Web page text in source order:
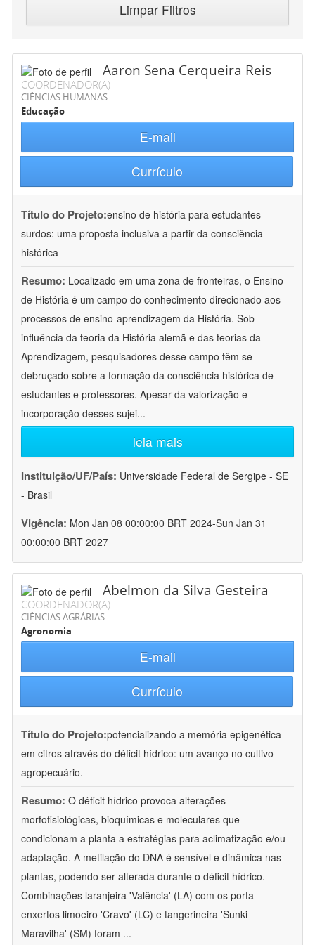
Limpar Filtros
Aaron Sena Cerqueira Reis
COORDENADOR(A)
CIÊNCIAS HUMANAS
Educação
E-mail
Currículo
Título do Projeto:ensino de história para estudantes
surdos: uma proposta inclusiva a partir da consciência
histórica
Resumo: Localizado em uma zona de fronteiras, o Ensino
de História é um campo do conhecimento direcionado aos
processos de ensino-aprendizagem da História. Sob
influência da teoria da História alemã e das teorias da
Aprendizagem, pesquisadores desse campo têm se
debruçado sobre a formação da consciência histórica de
estudantes e professores. Apesar da valorização e
incorporação desses sujei...
leia mais
Instituição/UF/País: Universidade Federal de Sergipe - SE
- Brasil
Vigência: Mon Jan 08 00:00:00 BRT 2024-Sun Jan 31
00:00:00 BRT 2027
Abelmon da Silva Gesteira
COORDENADOR(A)
CIÊNCIAS AGRÁRIAS
Agronomia
E-mail
Currículo
Título do Projeto:potencializando a memória epigenética
em citros através do déficit hídrico: um avanço no cultivo
agropecuário.
Resumo: O déficit hídrico provoca alterações
morfofisiológicas, bioquímicas e moleculares que
condicionam a planta a estratégias para aclimatização e/ou
adaptação. A metilação do DNA é sensível e dinâmica nas
plantas, podendo ser alterada durante o déficit hídrico.
Combinações laranjeira 'Valência' (LA) com os porta-
enxertos limoeiro 'Cravo' (LC) e tangerineira 'Sunki
Maravilha' (SM) foram ...